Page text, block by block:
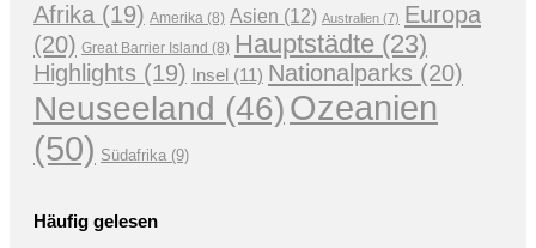
Afrika (19) Amerika (8) Asien (12) Australien (7) Europa
(20) Great Barrier Island (8) Hauptstädte (23)
Highlights (19) Insel (11) Nationalparks (20)
Neuseeland (46)Ozeanien
(50) Südafrika (9)
Häufig gelesen